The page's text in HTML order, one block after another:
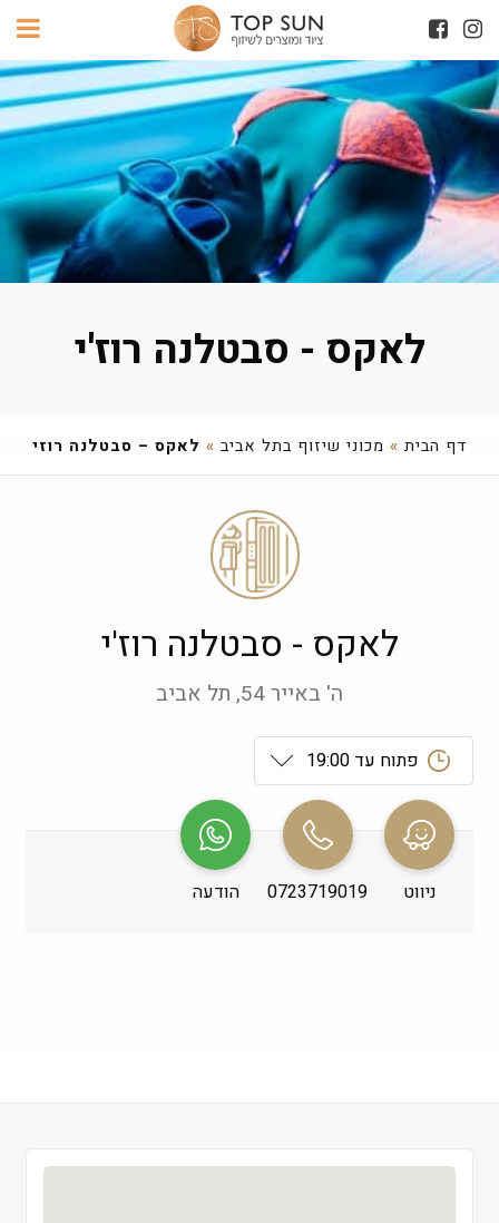
לאקס - סבטלנה רוז'י
דף הבית » מכוני שיזוף בתל אביב » לאקס – סבטלנה רוזי
לאקס - סבטלנה רוז'י
ה' באייר 54, תל אביב
פתוח עד 19:00
ראשון
שני
09:00-19:00
שלישי
ניווט 0723719019 הודעה